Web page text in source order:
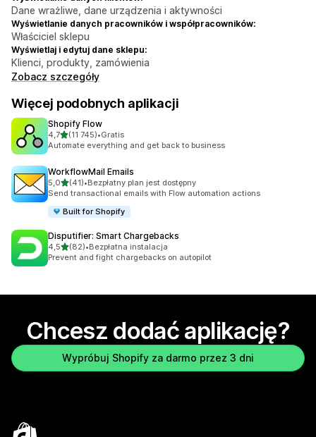
Dane wrażliwe, dane urządzenia i aktywności
Wyświetlanie danych pracowników i współpracowników:
Właściciel sklepu
Wyświetlaj i edytuj dane sklepu:
Klienci, produkty, zamówienia
Zobacz szczegóły
Więcej podobnych aplikacji
Shopify Flow
4,7na 5 gwiazdek
(11 745)
Łączna liczba recenzji: 11745
•Gratis
Automate everything and get back to business
WorkflowMail Emails
5,0na 5 gwiazdek
(41)
Łączna liczba recenzji: 41
•Bezpłatny plan jest dostępny
Send transactional emails with Flow automation actions
Built for Shopify
Disputifier: Smart Chargebacks
4,5na 5 gwiazdek
(82)
Łączna liczba recenzji: 82
•Bezpłatna instalacja
Prevent and fight chargebacks on autopilot
Chcesz dodać aplikację?
Wypróbuj Shopify za darmo przez 3 dni